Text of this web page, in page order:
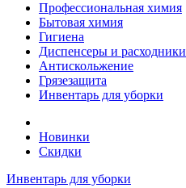
Профессиональная химия
Бытовая химия
Гигиена
Диспенсеры и расходники
Антискольжение
Грязезащита
Инвентарь для уборки
Новинки
Скидки
Инвентарь для уборки